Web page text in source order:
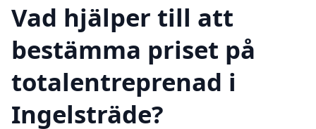
Vad hjälper till att
bestämma priset på
totalentreprenad i
Ingelsträde?